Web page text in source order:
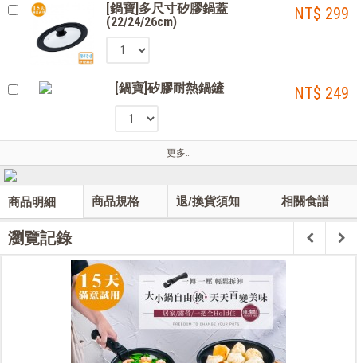
[鍋寶]多尺寸矽膠鍋蓋
(22/24/26cm)
NT$ 299
[鍋寶]矽膠耐熱鍋鏟 NT$ 249
更多…
商品明細 商品規格 退/換貨須知 相關食譜
瀏覽記錄